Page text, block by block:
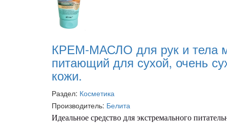
КРЕМ-МАСЛО для рук и тела
питающий для сухой, очень
кожи.
Раздел: Косметика
Производитель: Белита
Идеальное средство для экстремального